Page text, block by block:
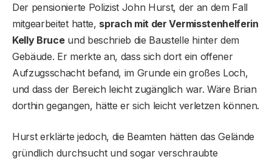
Der pensionierte Polizist John Hurst, der an dem Fall
mitgearbeitet hatte, sprach mit der Vermisstenhelferin
Kelly Bruceund beschrieb die Baustelle hinter dem
Gebäude. Er merkte an, dass sich dort ein offener
Aufzugsschacht befand, im Grunde ein großes Loch,
und dass der Bereich leicht zugänglich war. Wäre Brian
dorthin gegangen, hätte er sich leicht verletzen können.
Hurst erklärte jedoch, die Beamten hätten das Gelände
gründlich durchsucht und sogar verschraubte